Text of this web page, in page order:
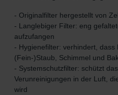
- Originalfilter hergestellt von
- Langlebiger Filter: eng
aufzufangen
- Hygienefilter: verhindert, dass
(Fein-)Staub, Schimmel und
- Systemschutzfilter: schützt
Verunreinigungen in der Luft,
wird